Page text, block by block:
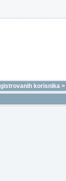
korisnika >